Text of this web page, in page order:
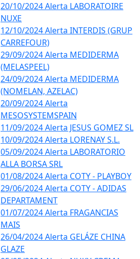
20/10/2024 Alerta LABORATOIRE
NUXE
12/10/2024 Alerta INTERDIS (GRUP
CARREFOUR)
29/09/2024 Alerta MEDIDERMA
(MELASPEEL)
24/09/2024 Alerta MEDIDERMA
(NOMELAN, AZELAC)
20/09/2024 Alerta
MESOSYSTEMSPAIN
11/09/2024 Alerta JESUS GOMEZ SL
10/09/2024 Alerta LORENAY S.L.
05/09/2024 Alerta LABORATORIO
ALLA BORSA SRL
01/08/2024 Alerta COTY - PLAYBOY
29/06/2024 Alerta COTY - ADIDAS
DEPARTAMENT
01/07/2024 Alerta FRAGANCIAS
MAIS
26/04/2024 Alerta GELÁZE CHINA
GLAZE